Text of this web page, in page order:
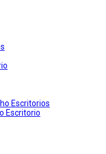
Escritorios
Escritorio